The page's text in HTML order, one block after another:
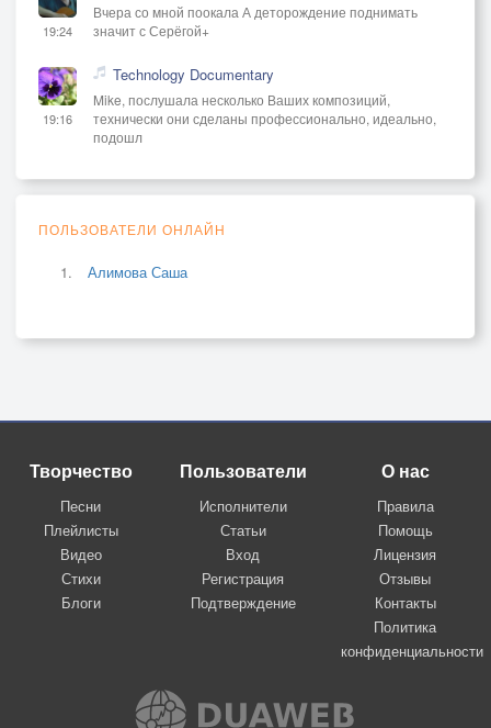
19:24
Вчера со мной поокала А деторождение поднимать
значит с Серёгой+
19:16
Technology Documentary
Mike, послушала несколько Ваших композиций,
технически они сделаны профессионально, идеально,
подошл
ПОЛЬЗОВАТЕЛИ ОНЛАЙН
Алимова Саша
Творчество
Песни
Плейлисты
Видео
Стихи
Блоги
Пользователи
Исполнители
Статьи
Вход
Регистрация
Подтверждение
О нас
Правила
Помощь
Лицензия
Отзывы
Контакты
Политика
конфиденциальности